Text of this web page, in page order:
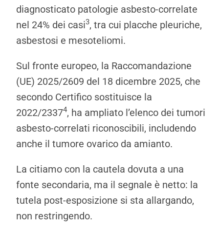
diagnosticato patologie asbesto-correlate
nel 24% dei casi3, tra cui placche pleuriche,
asbestosi e mesoteliomi.
Sul fronte europeo, la Raccomandazione
(UE) 2025/2609 del 18 dicembre 2025, che
secondo Certifico sostituisce la
2022/23374, ha ampliato l’elenco dei tumori
asbesto-correlati riconoscibili, includendo
anche il tumore ovarico da amianto.
La citiamo con la cautela dovuta a una
fonte secondaria, ma il segnale è netto: la
tutela post-esposizione si sta allargando,
non restringendo.